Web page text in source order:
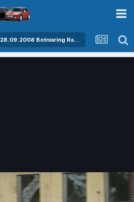
MCFF track racing meeting 28.09.2008 Botniaring Raceway